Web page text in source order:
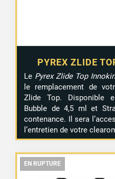
PYREX ZLIDE
Le Pyrex Zlide Top
le remplacement de
Zlide Top. Disponible
Bubble de 4,5 ml et
contenance. Il sera
l’entretien de votre
EN RUPTURE
EN RUPTURE
EN RUPTURE